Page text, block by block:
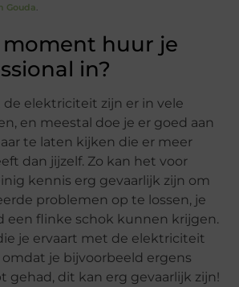
Gouda.
moment huur je
in?
elektriciteit zijn er in vele
en meestal doe je er goed aan
te laten kijken die er meer
dan jijzelf. Zo kan het voor
kennis erg gevaarlijk zijn om
problemen op te lossen, je
een flinke schok kunnen krijgen.
je ervaart met de elektriciteit
je bijvoorbeeld ergens
gehad, dit kan erg gevaarlijk zijn!